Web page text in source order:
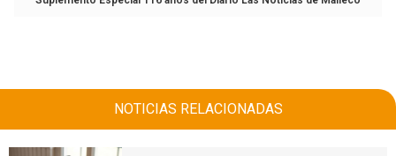
NOTICIAS RELACIONADAS